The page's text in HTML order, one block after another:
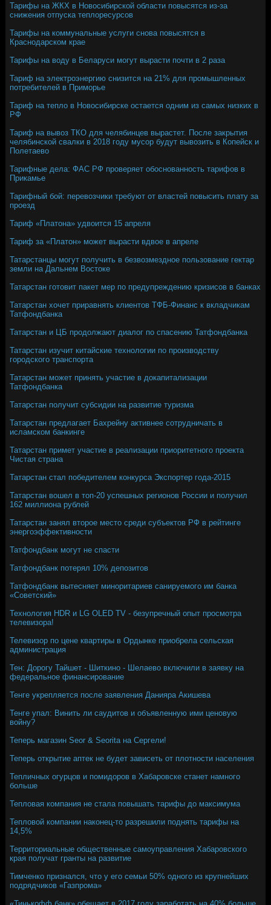
Тарифы на ЖКХ в Новосибирской области повысятся из-за
снижения отпуска теплоресурсов
Тарифы на коммунальные услуги снова повысятся в
Краснодарском крае
Тарифы на воду в Беларуси могут вырасти почти в 2 раза
Тариф на электроэнергию снизится на 21% для промышленных
потребителей в Приморье
Тариф на тепло в Новосибирске остается одним из самых низких в
РФ
Тариф на вывоз ТКО для челябинцев вырастет. После закрытия
челябинской свалки в 2018 году мусор будут вывозить в Копейск и
Полетаево
Тарифные дела: ФАС РФ проверяет обоснованность тарифов в
Прикамье
Тарифный бой: перевозчики требуют от властей повысить плату за
проезд
Тариф «Платона» удвоится 15 апреля
Тариф за «Платон» может вырасти вдвое в апреле
Татарстанцы могут получить в безвозмездное пользование гектар
земли на Дальнем Востоке
Татарстан готовит пакет мер по предупреждению кризисов в банках
Татарстан хочет приравнять клиентов ТФБ-Финанс к вкладчикам
Татфондбанка
Татарстан и ЦБ продолжают диалог по спасению Татфондбанка
Татарстан изучит китайские технологии по производству
городского транспорта
Татарстан может принять участие в докапитализации
Татфондбанка
Татарстан получит субсидии на развитие туризма
Татарстан предлагает Бахрейну активнее сотрудничать в
исламском банкинге
Татарстан примет участие в реализации приоритетного проекта
Чистая страна
Татарстан стал победителем конкурса Экспортер года-2015
Татарстан вошел в топ-20 успешных регионов России и получил
162 миллиона рублей
Татарстан занял второе место среди субъектов РФ в рейтинге
энергоэффективности
Татфондбанк могут не спасти
Татфондбанк потерял 10% депозитов
Татфондбанк вытесняет миноритариев санируемого им банка
«Советский»
Технология HDR и LG OLED TV - безупречный опыт просмотра
телевизора!
Телевизор по цене квартиры в Ордынке приобрела сельская
администрация
Тен: Дорогу Тайшет - Шиткино - Шелаево включили в заявку на
федеральное финансирование
Тенге укрепляется после заявления Данияра Акишева
Тенге упал: Винить ли саудитов и объявленную ими ценовую
войну?
Теперь магазин Seor & Seorita на Сергели!
Теперь открытие аптек не будет зависеть от плотности населения
Тепличных огурцов и помидоров в Хабаровске станет намного
больше
Тепловая компания не стала повышать тарифы до максимума
Тепловой компании наконец-то разрешили поднять тарифы на
14,5%
Территориальные общественные самоуправления Хабаровского
края получат гранты на развитие
Тимченко признался, что у его семьи 50% одного из крупнейших
подрядчиков «Газпрома»